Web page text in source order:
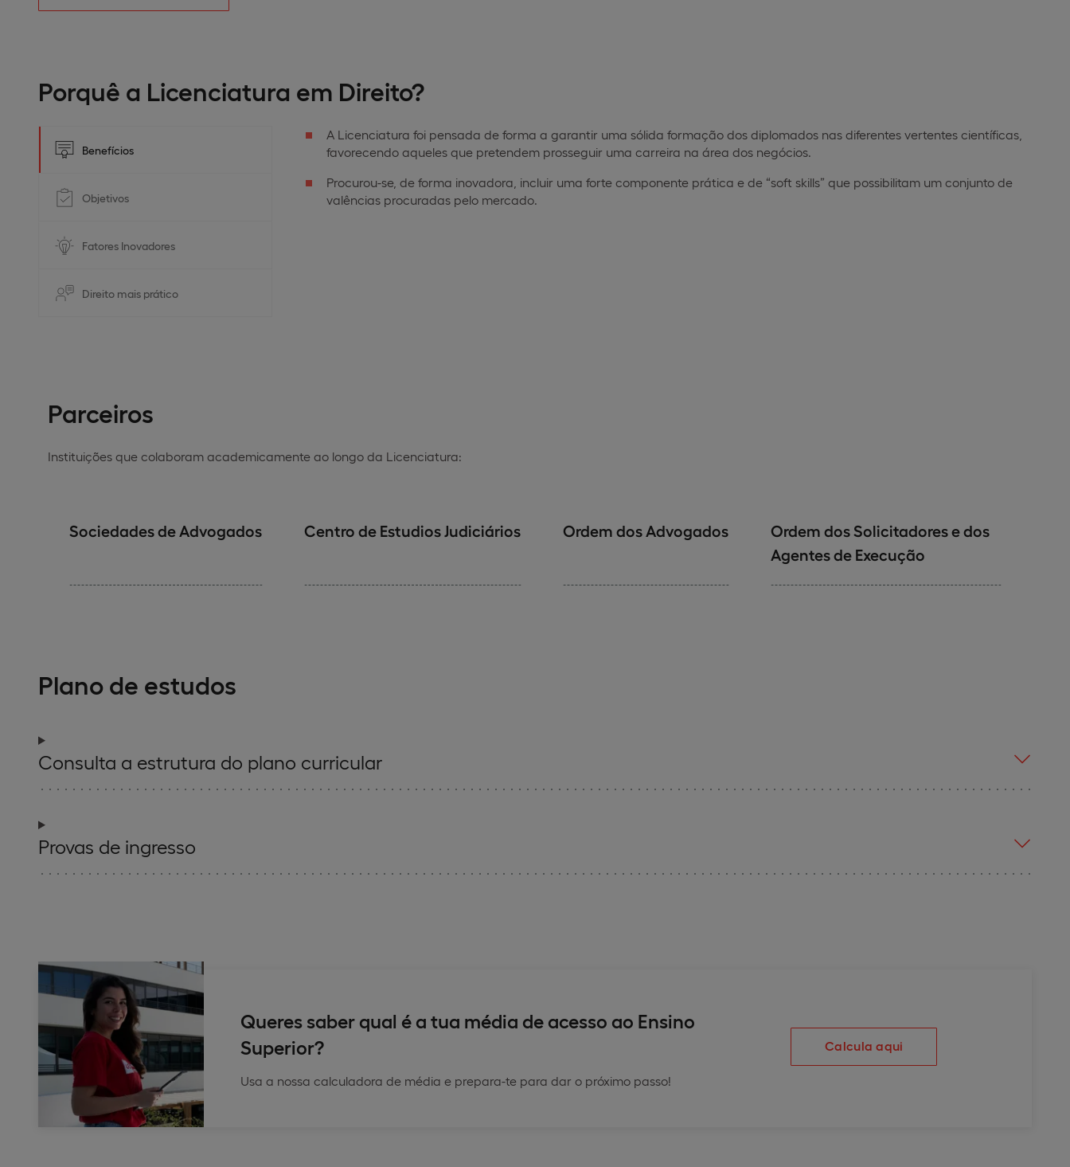
Porquê a Licenciatura em Direito?
Benefícios
Objetivos
Fatores Inovadores
Direito mais prático
A Licenciatura foi pensada de forma a garantir uma sólida formação dos diplomados nas diferentes vertentes científicas,
favorecendo aqueles que pretendem prosseguir uma carreira na área dos negócios.
Procurou-se, de forma inovadora, incluir uma forte componente prática e de “soft skills” que possibilitam um conjunto de
valências procuradas pelo mercado.
Parceiros
Instituições que colaboram academicamente ao longo da Licenciatura:
Sociedades de Advogados Centro de Estudios Judiciários Ordem dos Advogados
Ordem dos Solicitadores e dos
Agentes de Execução
Plano de estudos
Consulta a estrutura do plano curricular
Provas de ingresso
Queres saber qual é a tua média de acesso ao Ensino
Superior?
Usa a nossa calculadora de média e prepara-te para dar o próximo passo!
Calcula aqui